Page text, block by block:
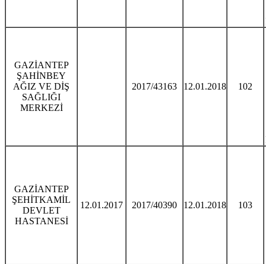
GAZİANTEP
ŞAHİNBEY
AĞIZ VE DİŞ
SAĞLIĞI
MERKEZİ
2017/43163 12.01.2018 102
GAZİANTEP
ŞEHİTKAMİL
DEVLET
HASTANESİ
12.01.2017 2017/40390 12.01.2018 103